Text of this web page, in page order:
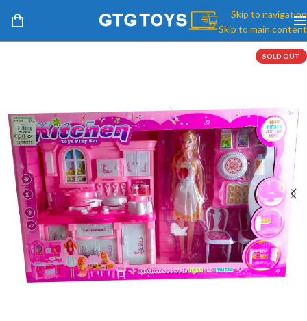
Skip to navigation
Skip to main content
SOLD OUT